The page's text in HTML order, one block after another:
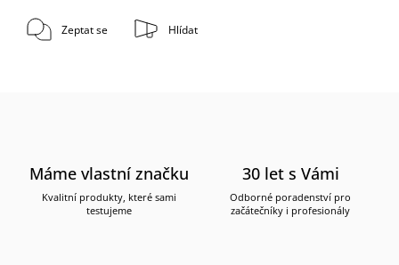
Zeptat se Hlídat
Máme vlastní značku
Kvalitní produkty, které sami
testujeme
30 let s Vámi
Odborné poradenství pro
začátečníky i profesionály